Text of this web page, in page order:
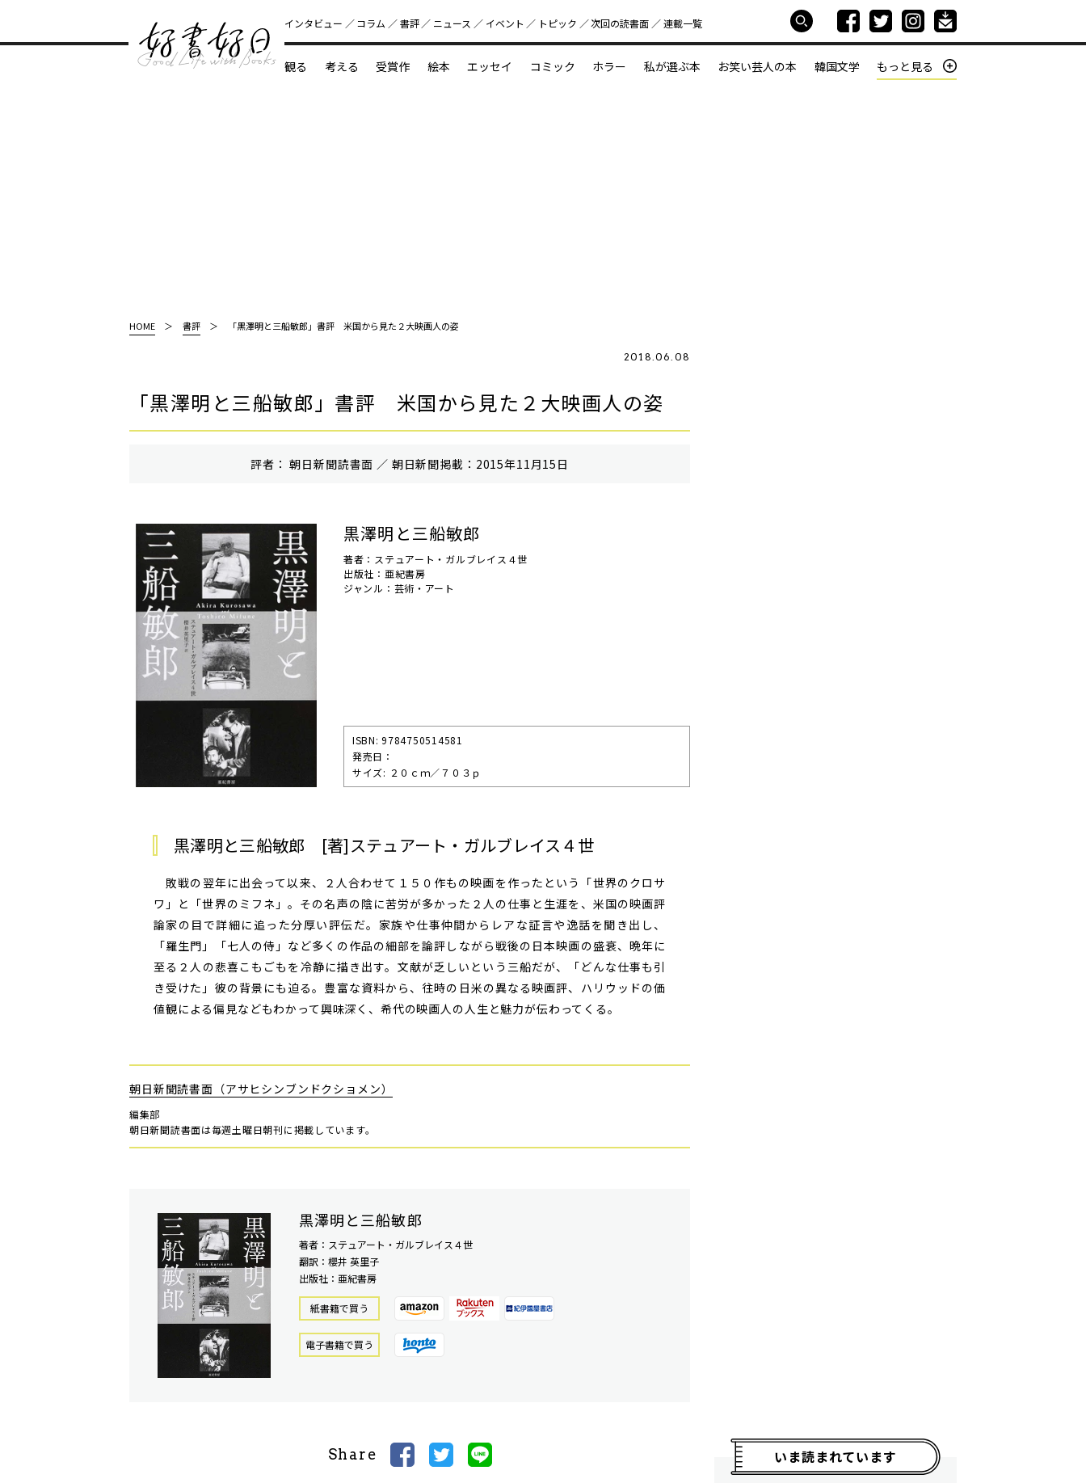
好書好日
インタビュー コラム 書評 ニュース イベント トピック 次回の読書⾯ 連載一覧
観る 考える 受賞作 絵本 エッセイ コミック ホラー 私が選ぶ本 お笑い芸人の本 韓国文学 もっと見る
HOME 書評 「黒澤明と三船敏郎」書評 米国から見た２大映画人の姿
2018.06.08
「黒澤明と三船敏郎」書評 米国から見た２大映画人の姿
評者： 朝日新聞読書面 ／ 朝⽇新聞掲載：2015年11月15日
黒澤明と三船敏郎
著者：ステュアート・ガルブレイス４世
出版社：亜紀書房
ジャンル：芸術・アート
ISBN: 9784750514581
発売⽇：
サイズ: ２０ｃｍ／７０３ｐ
黒澤明と三船敏郎 [著]ステュアート・ガルブレイス４世
敗戦の翌年に出会って以来、２人合わせて１５０作もの映画を作ったという「世界のクロサ
ワ」と「世界のミフネ」。その名声の陰に苦労が多かった２人の仕事と生涯を、米国の映画評
論家の目で詳細に追った分厚い評伝だ。家族や仕事仲間からレアな証言や逸話を聞き出し、
「羅生門」「七人の侍」など多くの作品の細部を論評しながら戦後の日本映画の盛衰、晩年に
至る２人の悲喜こもごもを冷静に描き出す。文献が乏しいという三船だが、「どんな仕事も引
き受けた」彼の背景にも迫る。豊富な資料から、往時の日米の異なる映画評、ハリウッドの価
値観による偏見などもわかって興味深く、希代の映画人の人生と魅力が伝わってくる。
朝日新聞読書面（アサヒシンブンドクショメン）
編集部
朝日新聞読書面は毎週土曜日朝刊に掲載しています。
黒澤明と三船敏郎
著者：ステュアート・ガルブレイス４世
翻訳：櫻井 英里子
出版社：亜紀書房
紙書籍で買う
電⼦書籍で買う
Share いま読まれています